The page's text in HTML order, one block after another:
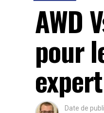
AWD
pour
Date de